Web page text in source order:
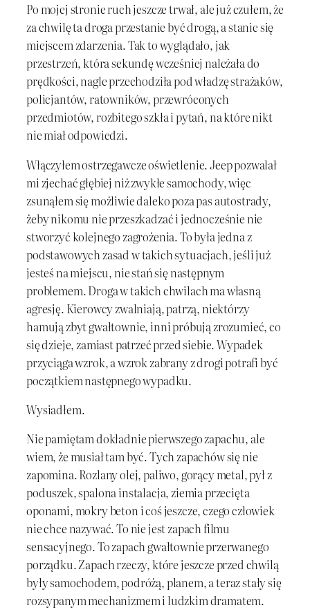
Po mojej stronie ruch jeszcze trwał, ale już czułem, że
za chwilę ta droga przestanie być drogą, a stanie się
miejscem zdarzenia. Tak to wyglądało, jak
przestrzeń, która sekundę wcześniej należała do
prędkości, nagle przechodziła pod władzę strażaków,
policjantów, ratowników, przewróconych
przedmiotów, rozbitego szkła i pytań, na które nikt
nie miał odpowiedzi.
Włączyłem ostrzegawcze oświetlenie. Jeep pozwalał
mi zjechać głębiej niż zwykłe samochody, więc
zsunąłem się możliwie daleko poza pas autostrady,
żeby nikomu nie przeszkadzać i jednocześnie nie
stworzyć kolejnego zagrożenia. To była jedna z
podstawowych zasad w takich sytuacjach, jeśli już
jesteś na miejscu, nie stań się następnym
problemem. Droga w takich chwilach ma własną
agresję. Kierowcy zwalniają, patrzą, niektórzy
hamują zbyt gwałtownie, inni próbują zrozumieć, co
się dzieje, zamiast patrzeć przed siebie. Wypadek
przyciąga wzrok, a wzrok zabrany z drogi potrafi być
początkiem następnego wypadku.
Wysiadłem.
Nie pamiętam dokładnie pierwszego zapachu, ale
wiem, że musiał tam być. Tych zapachów się nie
zapomina. Rozlany olej, paliwo, gorący metal, pył z
poduszek, spalona instalacja, ziemia przecięta
oponami, mokry beton i coś jeszcze, czego człowiek
nie chce nazywać. To nie jest zapach filmu
sensacyjnego. To zapach gwałtownie przerwanego
porządku. Zapach rzeczy, które jeszcze przed chwilą
były samochodem, podróżą, planem, a teraz stały się
rozsypanym mechanizmem i ludzkim dramatem.